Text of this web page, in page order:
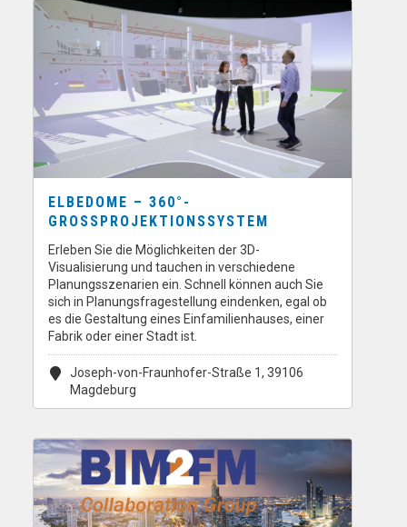
ELBEDOME – 360°-
GROSSPROJEKTIONSSYSTEM
Erleben Sie die Möglichkeiten der 3D-
Visualisierung und tauchen in verschiedene
Planungsszenarien ein. Schnell können auch Sie
sich in Planungsfragestellung eindenken, egal ob
es die Gestaltung eines Einfamilienhauses, einer
Fabrik oder einer Stadt ist.
Joseph-von-Fraunhofer-Straße 1, 39106
Magdeburg